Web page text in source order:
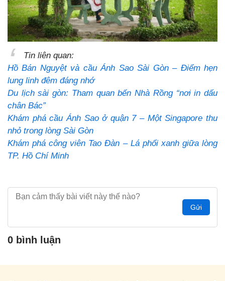
Tin liên quan:
Hồ Bán Nguyệt và cầu Ánh Sao Sài Gòn – Điểm hẹn
lung linh đêm đáng nhớ
Du lịch sài gòn: Tham quan bến Nhà Rồng “nơi in dấu
chân Bác”
Khám phá cầu Ánh Sao ở quận 7 – Một Singapore thu
nhỏ trong lòng Sài Gòn
Khám phá công viên Tao Đàn – Lá phổi xanh giữa lòng
TP. Hồ Chí Minh
Gửi
0 bình luận